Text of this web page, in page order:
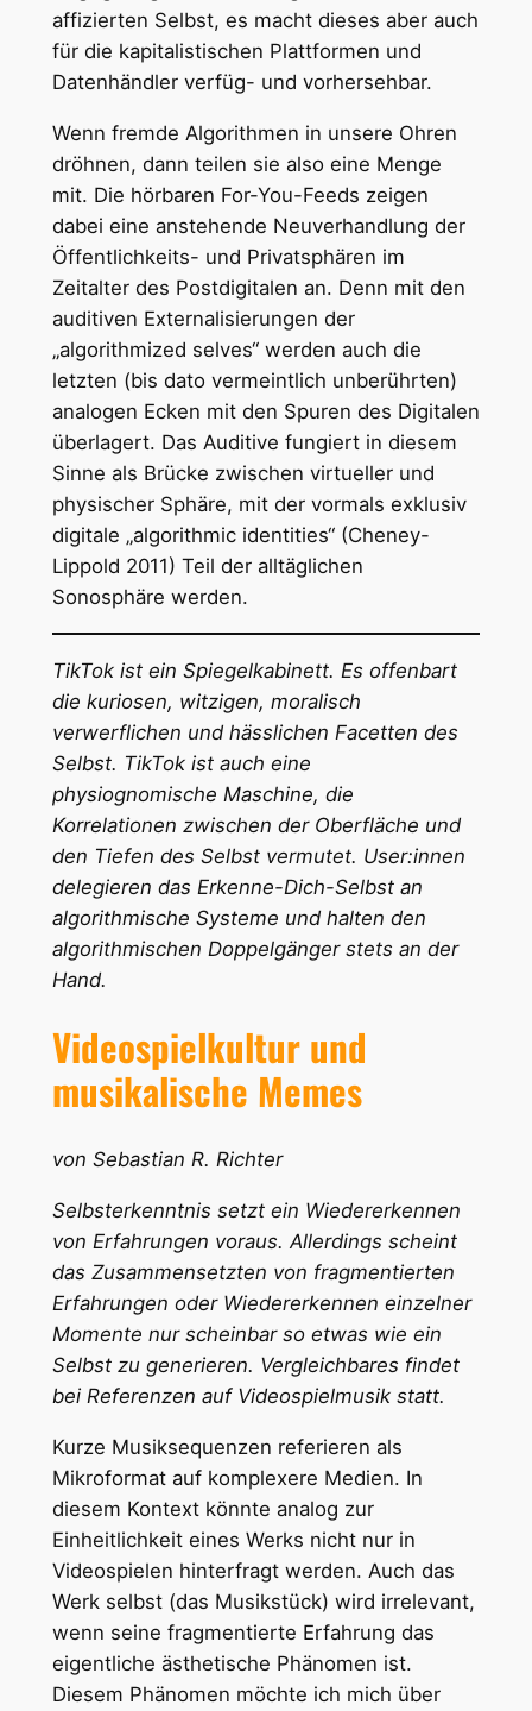
affizierten Selbst, es macht dieses aber auch
für die kapitalistischen Plattformen und
Datenhändler verfüg- und vorhersehbar.
Wenn fremde Algorithmen in unsere Ohren
dröhnen, dann teilen sie also eine Menge
mit. Die hörbaren For-You-Feeds zeigen
dabei eine anstehende Neuverhandlung der
Öffentlichkeits- und Privatsphären im
Zeitalter des Postdigitalen an. Denn mit den
auditiven Externalisierungen der
„algorithmized selves“ werden auch die
letzten (bis dato vermeintlich unberührten)
analogen Ecken mit den Spuren des Digitalen
überlagert. Das Auditive fungiert in diesem
Sinne als Brücke zwischen virtueller und
physischer Sphäre, mit der vormals exklusiv
digitale „algorithmic identities“ (Cheney-
Lippold 2011) Teil der alltäglichen
Sonosphäre werden.
TikTok ist ein Spiegelkabinett. Es offenbart
die kuriosen, witzigen, moralisch
verwerflichen und hässlichen Facetten des
Selbst. TikTok ist auch eine
physiognomische Maschine, die
Korrelationen zwischen der Oberfläche und
den Tiefen des Selbst vermutet. User:innen
delegieren das Erkenne-Dich-Selbst an
algorithmische Systeme und halten den
algorithmischen Doppelgänger stets an der
Hand.
Videospielkultur und
musikalische Memes
von Sebastian R. Richter
Selbsterkenntnis setzt ein Wiedererkennen
von Erfahrungen voraus. Allerdings scheint
das Zusammensetzten von fragmentierten
Erfahrungen oder Wiedererkennen einzelner
Momente nur scheinbar so etwas wie ein
Selbst zu generieren. Vergleichbares findet
bei Referenzen auf Videospielmusik statt.
Kurze Musiksequenzen referieren als
Mikroformat auf komplexere Medien. In
diesem Kontext könnte analog zur
Einheitlichkeit eines Werks nicht nur in
Videospielen hinterfragt werden. Auch das
Werk selbst (das Musikstück) wird irrelevant,
wenn seine fragmentierte Erfahrung das
eigentliche ästhetische Phänomen ist.
Diesem Phänomen möchte ich mich über